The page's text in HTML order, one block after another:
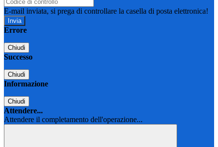
E-mail inviata, si prega di controllare la casella di posta elettronica!
Errore
Chiudi
Successo
Chiudi
Informazione
Chiudi
Attendere...
Attendere il completamento dell'operazione...